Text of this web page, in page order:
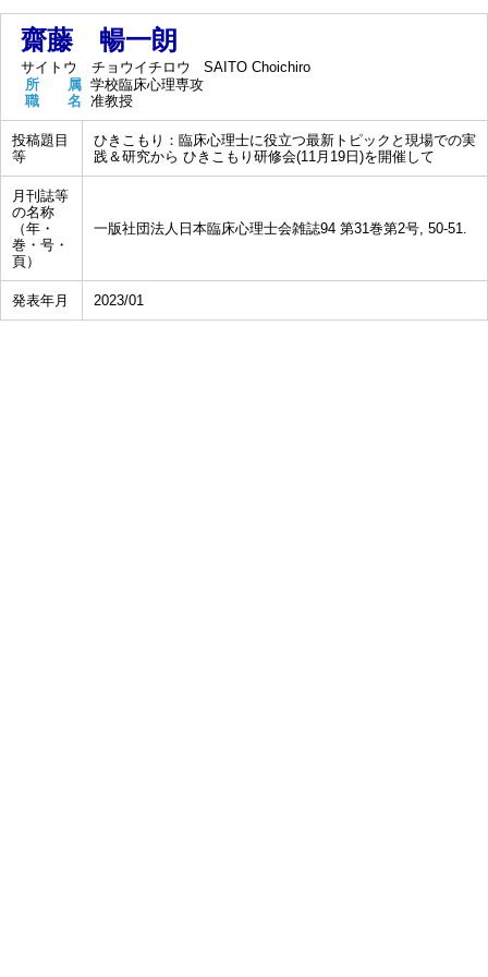
齋藤 暢一朗
サイトウ チョウイチロウ
SAITO Choichiro
所 属 学校臨床心理専攻
職 名 准教授
投稿題目
等
ひきこもり：臨床心理士に役立つ最新トピックと現場での実
践＆研究から ひきこもり研修会(11月19日)を開催して
月刊誌等
の名称
（年・
巻・号・
頁）
一版社団法人日本臨床心理士会雑誌94 第31巻第2号, 50-51.
発表年月 2023/01